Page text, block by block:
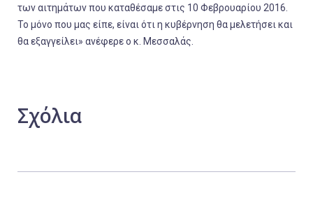
των αιτημάτων που καταθέσαμε στις 10 Φεβρουαρίου 2016.
Το μόνο που μας είπε, είναι ότι η κυβέρνηση θα μελετήσει και
θα εξαγγείλει» ανέφερε ο κ. Μεσσαλάς.
Σχόλια